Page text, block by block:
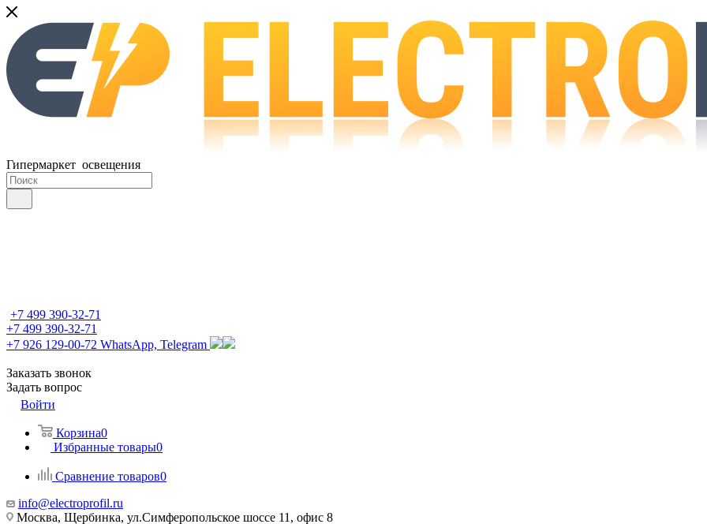
Гипермаркет освещения
+7 499 390-32-71
+7 499 390-32-71
+7 926 129-00-72 WhatsApp, Telegram
Заказать звонок
Задать вопрос
Войти
Корзина0
Избранные товары0
Сравнение товаров0
info@electroprofil.ru
Москва, Щербинка, ул.Симферопольское шоссе 11, офис 8